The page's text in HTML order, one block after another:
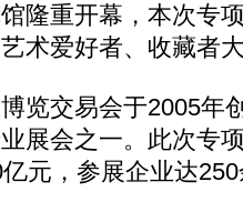
隆重开幕，本次专
术爱好者、收藏者
交易会于2005年
展会之一。此次专
元，参展企业达